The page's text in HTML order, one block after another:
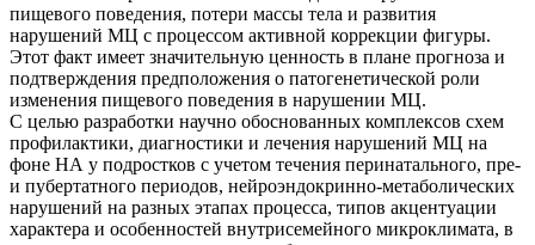
пищевого поведения, потери массы тела и развития
нарушений МЦ с процессом активной коррекции фигуры.
Этот факт имеет значительную ценность в плане прогноза и
подтверждения предположения о патогенетической роли
изменения пищевого поведения в нарушении МЦ.
С целью разработки научно обоснованных комплексов схем
профилактики, диагностики и лечения нарушений МЦ на
фоне НА у подростков с учетом течения перинатального, пре-
и пубертатного периодов, нейроэндокринно-метаболических
нарушений на разных этапах процесса, типов акцентуации
характера и особенностей внутрисемейного микроклимата, в